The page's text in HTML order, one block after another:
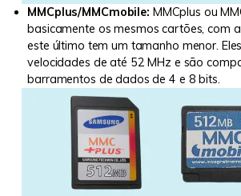
MMCplus/MMCmobile: MMCplus ou
basicamente os mesmos cartões, com
este último tem um tamanho menor.
velocidades de até 52 MHz e são
barramentos de dados de 4 e 8 bits.